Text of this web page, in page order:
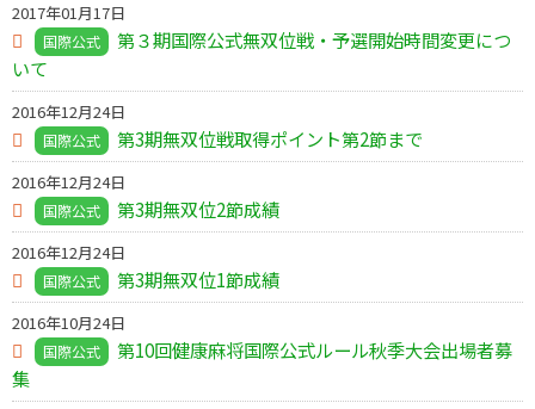
2017年01月17日
国際公式
第３期国際公式無双位戦・予選開始時間変更につ
いて
2016年12月24日
国際公式 第3期無双位戦取得ポイント第2節まで
2016年12月24日
国際公式 第3期無双位2節成績
2016年12月24日
国際公式 第3期無双位1節成績
2016年10月24日
国際公式
第10回健康麻将国際公式ルール秋季大会出場者募
集